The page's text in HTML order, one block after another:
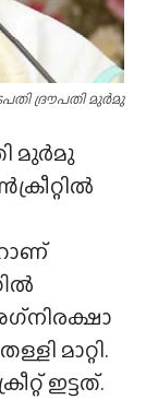
ദ്രൗപതി മുർമു
മുർമു
മാറ്റി.
ഇട്ടത്.